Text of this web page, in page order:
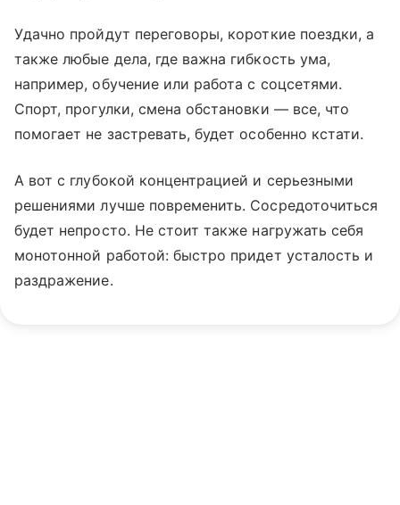
Удачно пройдут переговоры, короткие поездки, а
также любые дела, где важна гибкость ума,
например, обучение или работа с соцсетями.
Спорт, прогулки, смена обстановки — все, что
помогает не застревать, будет особенно кстати.
А вот с глубокой концентрацией и серьезными
решениями лучше повременить. Сосредоточиться
будет непросто. Не стоит также нагружать себя
монотонной работой: быстро придет усталость и
раздражение.